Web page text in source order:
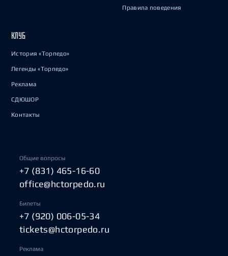
Правила поведения
КЛУБ
История «Торпедо»
Легенды «Торпедо»
Реклама
СДЮШОР
Контакты
Общие вопросы
+7 (831) 465-16-60
office@hctorpedo.ru
Билеты
+7 (920) 006-05-34
tickets@hctorpedo.ru
Реклама